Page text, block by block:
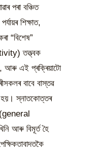
পৰা বঞ্চিত
শিক্ষাত,
“বিশেষ”
তত্ত্বক
আৰু এই প্ৰক্ৰিয়াটো
বাবে বাস্তৱ
হয়। স্নাতকোত্তৰ
(general
আৰু বিমূৰ্ত হৈ